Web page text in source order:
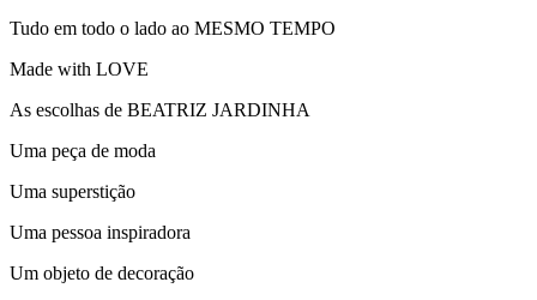
Tudo em todo o lado ao MESMO TEMPO
Made with LOVE
As escolhas de BEATRIZ JARDINHA
Uma peça de moda
Uma superstição
Uma pessoa inspiradora
Um objeto de decoração